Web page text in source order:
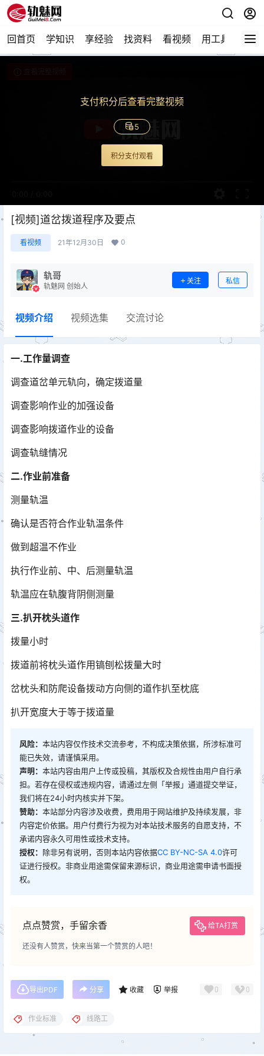
回首页 学知识 享经验 找资料 看视频 用工具 论技
支付积分后查看完整视频
5
积分支付观看
[视频]道岔拨道程序及要点
看视频 21年12月30日 0
轨哥
轨魅网 创始人
关注 私信
视频介绍 视频选集 交流讨论
一.工作量调查
调查道岔单元轨向，确定拨道量
调查影响作业的加强设备
调查影响拨道作业的设备
调查轨缝情况
二.作业前准备
测量轨温
确认是否符合作业轨温条件
做到超温不作业
执行作业前、中、后测量轨温
轨温应在轨腹背阴侧测量
三.扒开枕头道作
拨量小时
拨道前将枕头道作用镐刨松拨量大时
岔枕头和防爬设备拨动方向侧的道作扒至枕底
扒开宽度大于等于拨道量
风险： 本站内容仅作技术交流参考，不构成决策依据，所涉标准可
能已失效，请谨慎采用。
声明： 本站内容由用户上传或投稿，其版权及合规性由用户自行承
担。若存在侵权或违规内容，请通过左侧「举报」通道提交举证，
我们将在24小时内核实并下架。
赞助： 本站部分内容涉及收费，费用用于网站维护及持续发展，非
内容定价依据。用户付费行为视为对本站技术服务的自愿支持，不
承诺内容永久可用性或技术支持。
授权： 除非另有说明，否则本站内容依据CC BY-NC-SA 4.0许可
证进行授权。非商业用途需保留来源标识，商业用途需申请书面授
权。
点点赞赏，手留余香 给TA打赏
还没有人赞赏，快来当第一个赞赏的人吧！
导出PDF 分享 收藏 举报 0 0
作业标准 线路工